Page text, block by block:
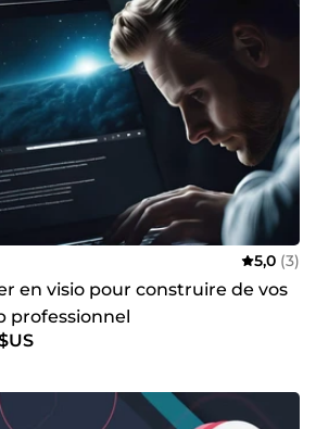
5,0 (3)
en visio pour construire de vos
professionnel